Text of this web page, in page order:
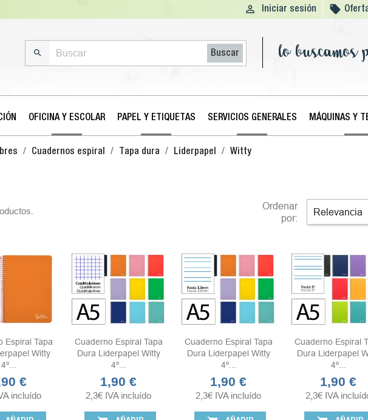
 Iniciar sesión 
 Buscar lo buscamos
OFICINA Y ESCOLAR PAPEL Y ETIQUETAS SERVICIOS GENERALES MÁQUINAS Y
Cuadernos espiral Tapa dura Liderpapel Witty
Ordenar
por:
Relevancia
Espiral Tapa
Witty
4º...
€
incluído
Cuaderno Espiral Tapa
Dura Liderpapel Witty
4º...
Precio
1,90 €
2,3€ IVA incluído
Cuaderno Espiral Tapa
Dura Liderpapel Witty
4º...
Precio
1,90 €
2,3€ IVA incluído
Cuaderno Espiral
Dura Liderpapel
4º...
Precio
1,90 €
2,3€ IVA